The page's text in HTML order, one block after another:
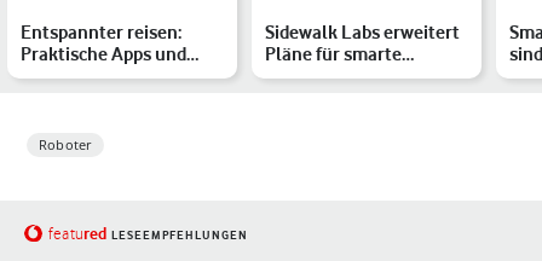
Entspannter reisen:
Praktische Apps und
Gadgets für Deinen
Sidewalk Labs erweitert
Pläne für smarte
Nachbarschaft in
Roboter
featured LESEEMPFEHLUNGEN